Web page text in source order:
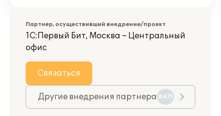
Партнер, осуществивший внедрение/проект
1С:Первый Бит, Москва – Центральный
офис
Связаться
Другие внедрения партнера 8471